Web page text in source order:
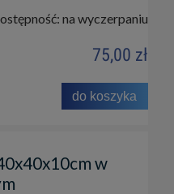
na wyczerpaniu
75,00 zł
do koszyka
w